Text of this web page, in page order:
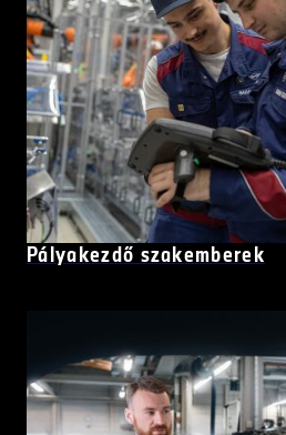
Pályakezdő szakemberek